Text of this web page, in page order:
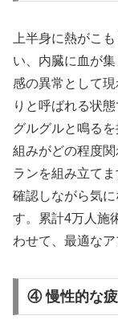
上半身に熱がこ
い、内臓に血が
感の異常として
りと呼ばれる状
グルグルと鳴る
組みがどの程度
ランを組み立て
確認しながら気
す。累計4万人施
わせて、最適なア
④ 慢性的な